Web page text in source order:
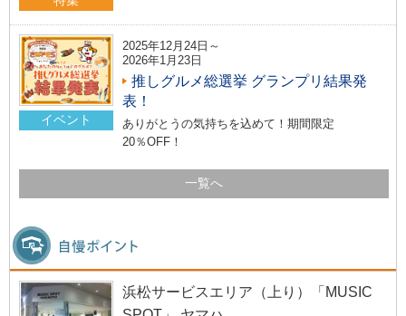
イベント
2025年12月24日～
2026年1月23日
推しグルメ総選挙 グランプリ結果発
表！
ありがとうの気持ちを込めて！期間限定
20％OFF！
一覧へ
浜松サービスエリア（上り）「MUSIC